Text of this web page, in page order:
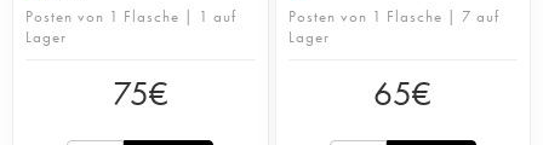
Posten von 1 Flasche | 1 auf
Lager
75€
Posten von 1 Flasche | 7 auf
Lager
65€